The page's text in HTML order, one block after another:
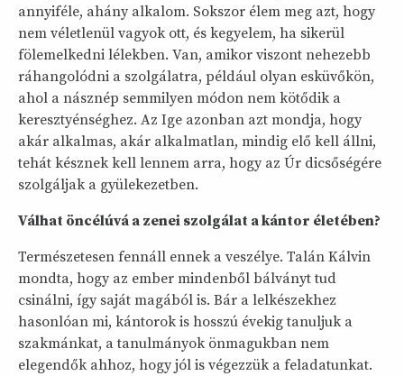
annyiféle, ahány alkalom. Sokszor élem meg azt, hogy
nem véletlenül vagyok ott, és kegyelem, ha sikerül
fölemelkedni lélekben. Van, amikor viszont nehezebb
ráhangolódni a szolgálatra, például olyan esküvőkön,
ahol a násznép semmilyen módon nem kötődik a
keresztyénséghez. Az Ige azonban azt mondja, hogy
akár alkalmas, akár alkalmatlan, mindig elő kell állni,
tehát késznek kell lennem arra, hogy az Úr dicsőségére
szolgáljak a gyülekezetben.
Válhat öncélúvá a zenei szolgálat a kántor életében?
Természetesen fennáll ennek a veszélye. Talán Kálvin
mondta, hogy az ember mindenből bálványt tud
csinálni, így saját magából is. Bár a lelkészekhez
hasonlóan mi, kántorok is hosszú évekig tanuljuk a
szakmánkat, a tanulmányok önmagukban nem
elegendők ahhoz, hogy jól is végezzük a feladatunkat.